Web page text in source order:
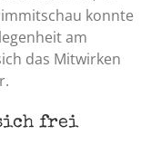
konnte
am
das Mitwirken
frei